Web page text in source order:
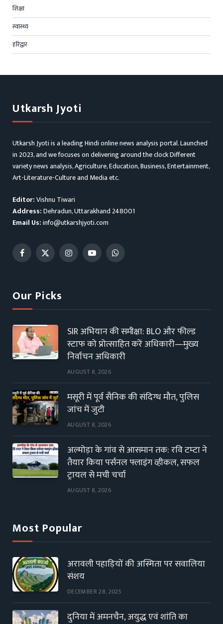
शिक्षा
स्वास्थ्य
हरिद्वार
Utkarsh Jyoti
Utkarsh Jyoti is a leading Hindi online news analysis portal. Launched
in 2023, and we focuses on delivering around the clock Different
variety news analysis, Agriculture, Education, Business, Entertainment,
Art-Literature-Culture and Media etc.
Editor:Vishnu Tiwari
Address:Dehradun, Uttarakhand 248001
Email Us:info@utkarshjyoti.com
Facebook
X
InstagramYouTubeWhatsApp
Our Picks
SIR अभियान की समीक्षा: BLO और फील्ड
स्टाफ को प्रोत्साहित करें अधिकारी—मुख्य
निर्वाचन अधिकारी
AUGUST 8, 2026
मसूरी में पूर्व सैनिक की संदिग्ध मौत, पुलिस
जांच में जुटी
AUGUST 8, 2026
अल्मोड़ा के गांव से आसमान तक: रवि टम्टा ने
तैयार किया पर्सनल फ्लाइंग व्हीकल, सफल
ट्रायल से मची चर्चा
AUGUST 8, 2026
Most Popular
अरावली पहाड़ियों की अस्मिता पर सवालिया
संशय
DECEMBER 28, 2025
दुनिया में अमनचैन, अयुद्ध एवं शांति का